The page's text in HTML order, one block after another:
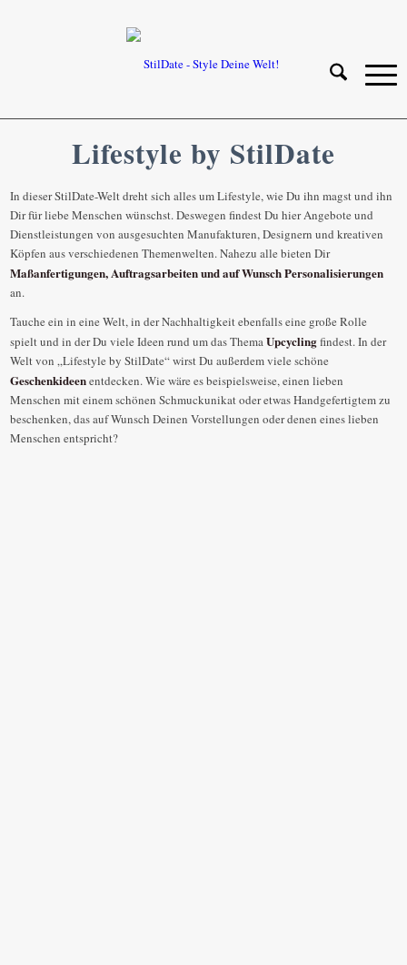
Lifestyle by StilDate
In dieser StilDate-Welt dreht sich alles um Lifestyle, wie Du ihn magst und ihn
Dir für liebe Menschen wünschst. Deswegen findest Du hier Angebote und
Dienstleistungen von ausgesuchten Manufakturen, Designern und kreativen
Köpfen aus verschiedenen Themenwelten. Nahezu alle bieten Dir
Maßanfertigungen, Auftragsarbeiten und auf Wunsch Personalisierungen
an.
Tauche ein in eine Welt, in der Nachhaltigkeit ebenfalls eine große Rolle
spielt und in der Du viele Ideen rund um das ThemaUpcyclingfindest. In der
Welt von „Lifestyle by StilDate“ wirst Du außerdem viele schöne
Geschenkideenentdecken. Wie wäre es beispielsweise, einen lieben
Menschen mit einem schönen Schmuckunikat oder etwas Handgefertigtem zu
beschenken, das auf Wunsch Deinen Vorstellungen oder denen eines lieben
Menschen entspricht?